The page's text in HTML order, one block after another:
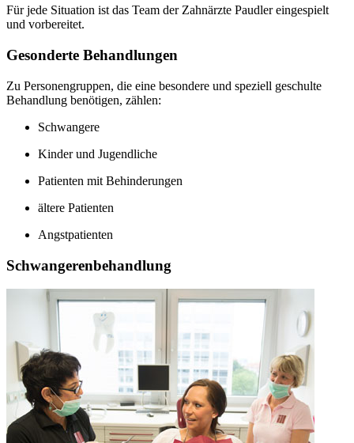
Für jede Situation ist das Team der Zahnärzte Paudler eingespielt
und vorbereitet.
Gesonderte Behandlungen
Zu Personengruppen, die eine besondere und speziell geschulte
Behandlung benötigen, zählen:
Schwangere
Kinder und Jugendliche
Patienten mit Behinderungen
ältere Patienten
Angstpatienten
Schwangerenbehandlung